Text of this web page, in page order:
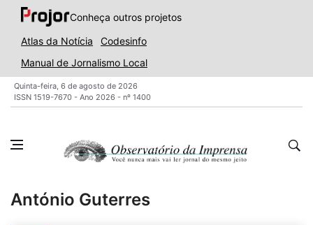
Conheça outros projetos
Atlas da Notícia
Codesinfo
Manual de Jornalismo Local
Quinta-feira, 6 de agosto de 2026
ISSN 1519-7670 - Ano 2026 - nº 1400
António Guterres